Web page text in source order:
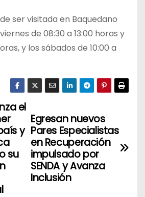
ser visitada en Baquedano
de 08:30 a 13:00 horas y
y los sábados de 10:00 a
Egresan nuevos
Pares Especialistas
en Recuperación
impulsado por
SENDA y Avanza
Inclusión
el
y
su